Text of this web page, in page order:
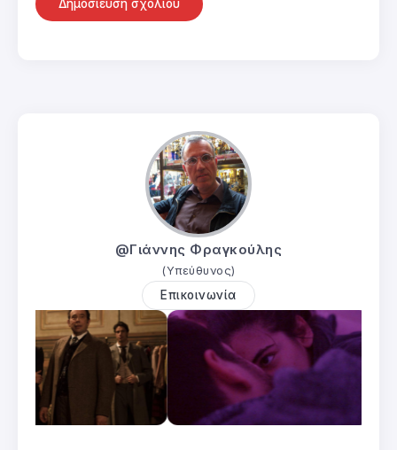
@Γιάννης Φραγκούλης
(Υπεύθυνος)
Επικοινωνία